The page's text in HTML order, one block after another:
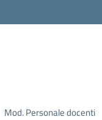
Mod. Personale docenti